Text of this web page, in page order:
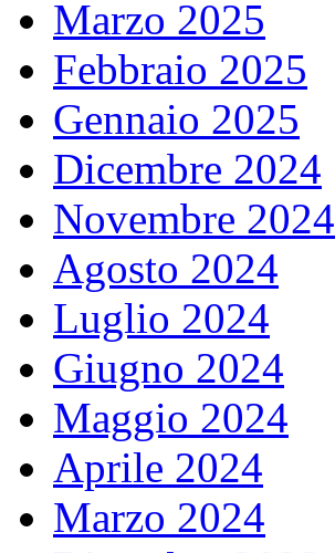
Marzo 2025
Febbraio 2025
Gennaio 2025
Dicembre 2024
Novembre 2024
Agosto 2024
Luglio 2024
Giugno 2024
Maggio 2024
Aprile 2024
Marzo 2024